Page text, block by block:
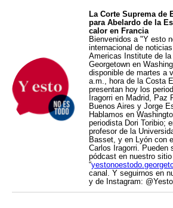
La Corte Suprema de
para Abelardo de la
calor en Francia
Bienvenidos a "Y esto
internacional de
Americas Institute de
Georgetown en
disponible de martes a
a.m., hora de la Costa
presentan hoy los
Iragorri en Madrid, Paz
Buenos Aires y Jorge
Hablamos en
periodista Dori Toribio;
profesor de la
Basset, y en Lyón con
Carlos Iragorri. Pueden
pódcast en nuestro sitio
“
canal. Y seguirnos en
y de Instagram: